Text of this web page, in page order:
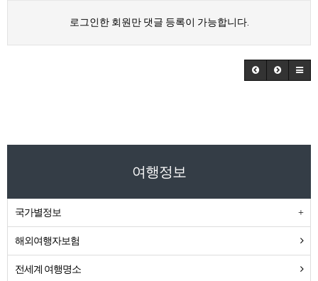
로그인한 회원만 댓글 등록이 가능합니다.
여행정보
국가별정보
해외여행자보험
전세계 여행명소